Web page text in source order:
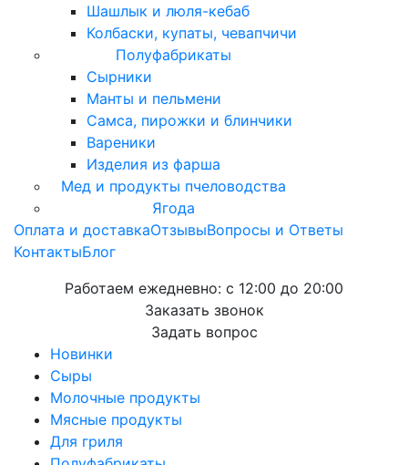
Шашлык и люля-кебаб
Колбаски, купаты, чевапчичи
Полуфабрикаты
Сырники
Манты и пельмени
Самса, пирожки и блинчики
Вареники
Изделия из фарша
Мед и продукты пчеловодства
Ягода
Оплата и доставкаОтзывыВопросы и Ответы
КонтактыБлог
Работаем ежедневно: с 12:00 до 20:00
Заказать звонок
Задать вопрос
Новинки
Сыры
Молочные продукты
Мясные продукты
Для гриля